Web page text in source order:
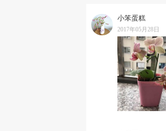
小笨蛋糕
2017年05月28日